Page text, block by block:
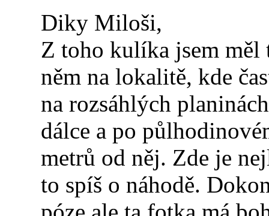
Diky Miloši,
Z toho kulíka jsem měl
něm na lokalitě, kde
na rozsáhlých
dálce a po
metrů od něj. Zde je
to spíš o náhodě.